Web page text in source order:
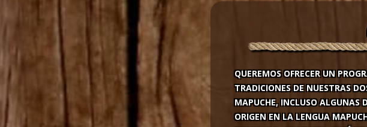
QUEREMOS OFRECER UN
TRADICIONES DE NUESTRAS
MAPUCHE, INCLUSO ALGUNAS
ORIGEN EN LA LENGUA